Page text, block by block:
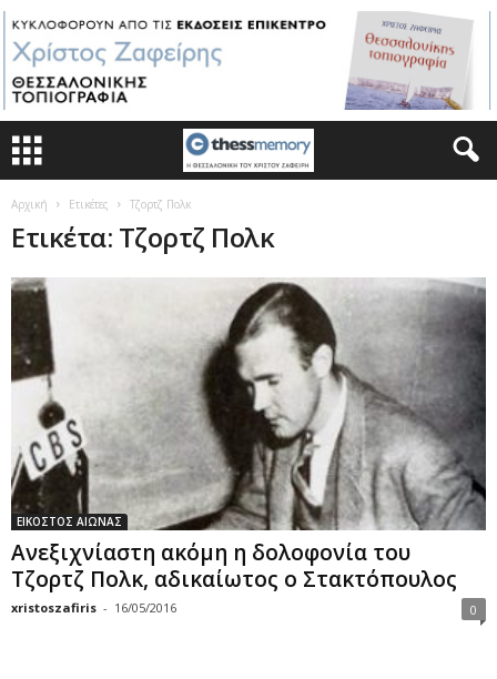
Αρχική Ετικέτες Τζορτζ Πολκ
Ετικέτα: Τζορτζ Πολκ
ΕΙΚΟΣΤΟΣ ΑΙΩΝΑΣ
Ανεξιχνίαστη ακόμη η δολοφονία του
Τζορτζ Πολκ, αδικαίωτος ο Στακτόπουλος
xristoszafiris - 16/05/2016 0